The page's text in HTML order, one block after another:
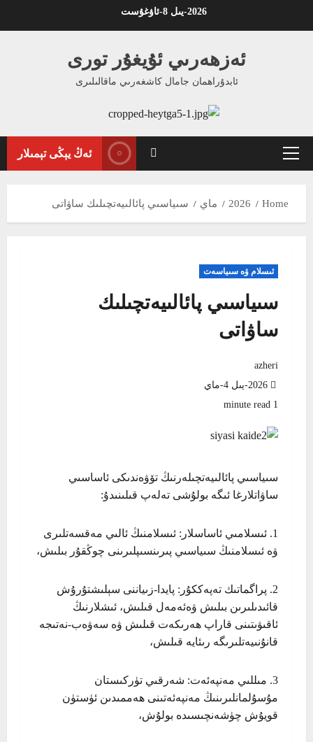
2026-يىل 8-ئاۋغۇست
ئەزھەرىي ئۇيغۇر تورى
ئابدۇراھمان جامال كاشغەرىي ماقالىلىرى
Primary
ئەڭ يېڭى تېمىلار
Home
2026 ماي سىياسىي پائالىيەتچىلىك ساۋاتى
ئىسلام ۋە سىياسەت
سىياسىي پائالىيەتچىلىك
ساۋاتى
azheri
1 minute read
سىياسىي پائالىيەتچىلەرنىڭ تۆۋەندىكى ئاساسىي
ساۋاتلارغا ئىگە بولۇشى تەلەپ قىلىنىدۇ:
1. ئىسلامىي ئاساسلار: ئىسلامنىڭ ئالىي مەقسەتلىرى
ۋە ئىسلامنىڭ سىياسىي پىرىنسىپلىرىنى چوڭقۇر بىلىش،
2. پراگماتىك تەپەككۇر: پايدا-زىياننى سېلىشتۇرۇش
قائىدىلىرىن بىلىش ۋەئەمەل قىلىش، ئىشلارنىڭ
ئاقىۋىتىنى قاراپ ھەرىكەت قىلىش ۋە سەۋەب-نەتىجە
قانۇنىيەتلىرىگە رىئايە قىلىش،
3. مىللىي مەنپەئەت: شەرقىي تۈركىستان
مۇسۇلمانلىرىنىڭ مەنپەئەتىنى ھەممىدىن ئۈستۈن
قويۇش چۈشەنچىسىدە بولۇش،